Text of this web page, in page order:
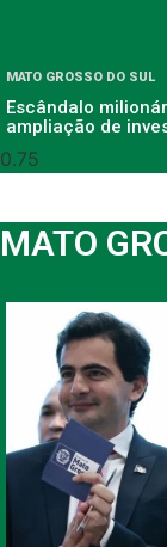
MATO GROSSO DO SUL
Escândalo
ampliação de
MATO